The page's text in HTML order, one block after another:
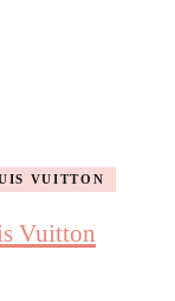
VUITTON
Vuitton